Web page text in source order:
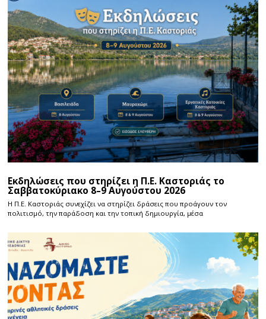
Εκδηλώσεις που στηρίζει η Π.Ε. Καστοριάς το
Σαββατοκύριακο 8–9 Αυγούστου 2026
Η Π.E. Καστοριάς συνεχίζει να στηρίζει δράσεις που προάγουν τον
πολιτισμό, την παράδοση και την τοπική δημιουργία, μέσα